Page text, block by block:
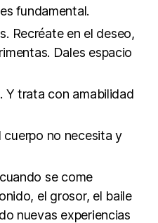
fundamental.
Recréate en el deseo,
Dales espacio
Y trata con amabilidad
cuerpo no necesita y
se come
el grosor, el baile
nuevas experiencias